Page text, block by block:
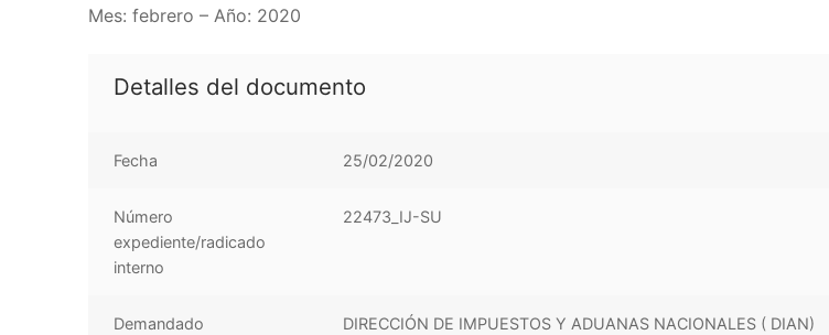
Mes: febrero – Año: 2020
Detalles del documento
Fecha 25/02/2020
Número
expediente/radicado
interno
22473_IJ-SU
Demandado DIRECCIÓN DE IMPUESTOS Y ADUANAS NACIONALES ( DIAN)